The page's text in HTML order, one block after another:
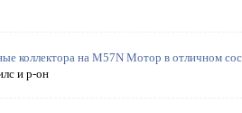
коллектора на M57N Мотор в отличном
и р-он